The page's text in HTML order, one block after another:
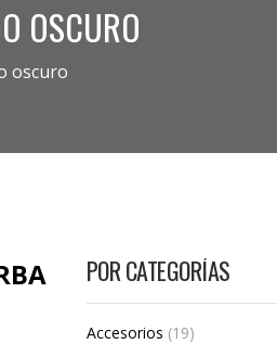
OSCURO
oscuro
POR CATEGORÍAS
Accesorios (19)